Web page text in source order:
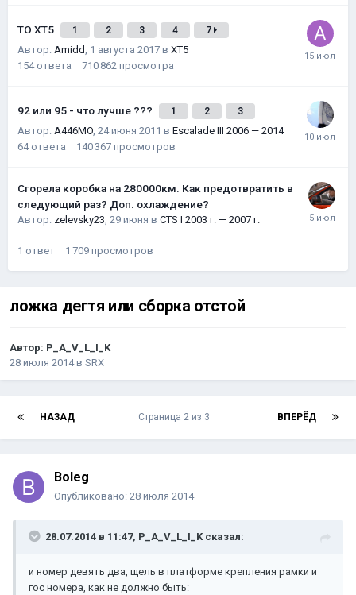
ТО XT5 1 2 3 4 7
Автор: Amidd, 1 августа 2017 в XT5
154 ответа 710 862 просмотра
92 или 95 - что лучше ??? 1 2 3
Автор: A446MO, 24 июня 2011 в Escalade III 2006 — 2014
64 ответа 140 367 просмотров
Сгорела коробка на 280000км. Как предотвратить в
следующий раз? Доп. охлаждение?
Автор: zelevsky23, 29 июня в CTS I 2003 г. — 2007 г.
1 ответ 1 709 просмотров
ложка дегтя или сборка отстой
Автор: P_A_V_L_I_K
28 июля 2014в SRX
НАЗАД ВПЕРЁД
Страница 2 из 3
Boleg
Опубликовано: 28 июля 2014
28.07.2014 в 11:47, P_A_V_L_I_K сказал:
и номер девять два, щель в платформе крепления рамки и
гос номера, как не должно быть: